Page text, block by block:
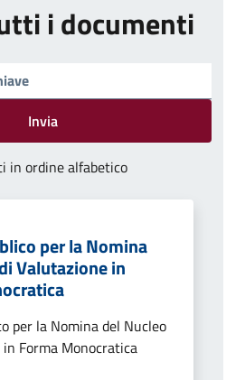
i documenti
Invia
in ordine alfabetico
per la Nomina
Valutazione in
per la Nomina del Nucleo
Forma Monocratica